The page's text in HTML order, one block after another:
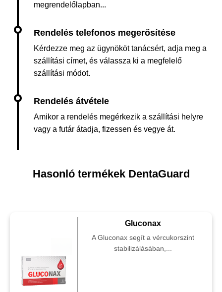
megrendelőlapban...
Kérdezze meg az ügynököt tanácsért, adja meg a
szállítási címet, és válassza ki a megfelelő
szállítási módot.
Amikor a rendelés megérkezik a szállítási helyre
vagy a futár átadja, fizessen és vegye át.
Hasonló termékek DentaGuard
Gluconax
A Gluconax segít a vércukorszint
stabilizálásában,...